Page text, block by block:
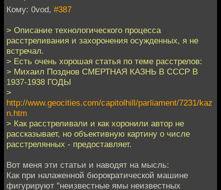
Кому: 0vod, #387
> Описание технологического процесса
расстреливания и захоронения осужденных, я не
встречал.
> Есть очень хорошая статья по теме расстрелов:
> Михаил Позднов СМЕРТНАЯ КАЗНЬ В СССР В
1937-1938 ГОДЫ
>
http://www.geocities.com/capitolhill/parliament/7231/kaz
n.htm
> Как расстреливали и как хоронили автор не
рассказывает, но объективную картину о числе
расстрелянных - предоставляет.
Вот меня эти статьи и наводят на мысль:
Как при налаженной бюрократической машине
фигурируют "неизвестные ямы неизвестных